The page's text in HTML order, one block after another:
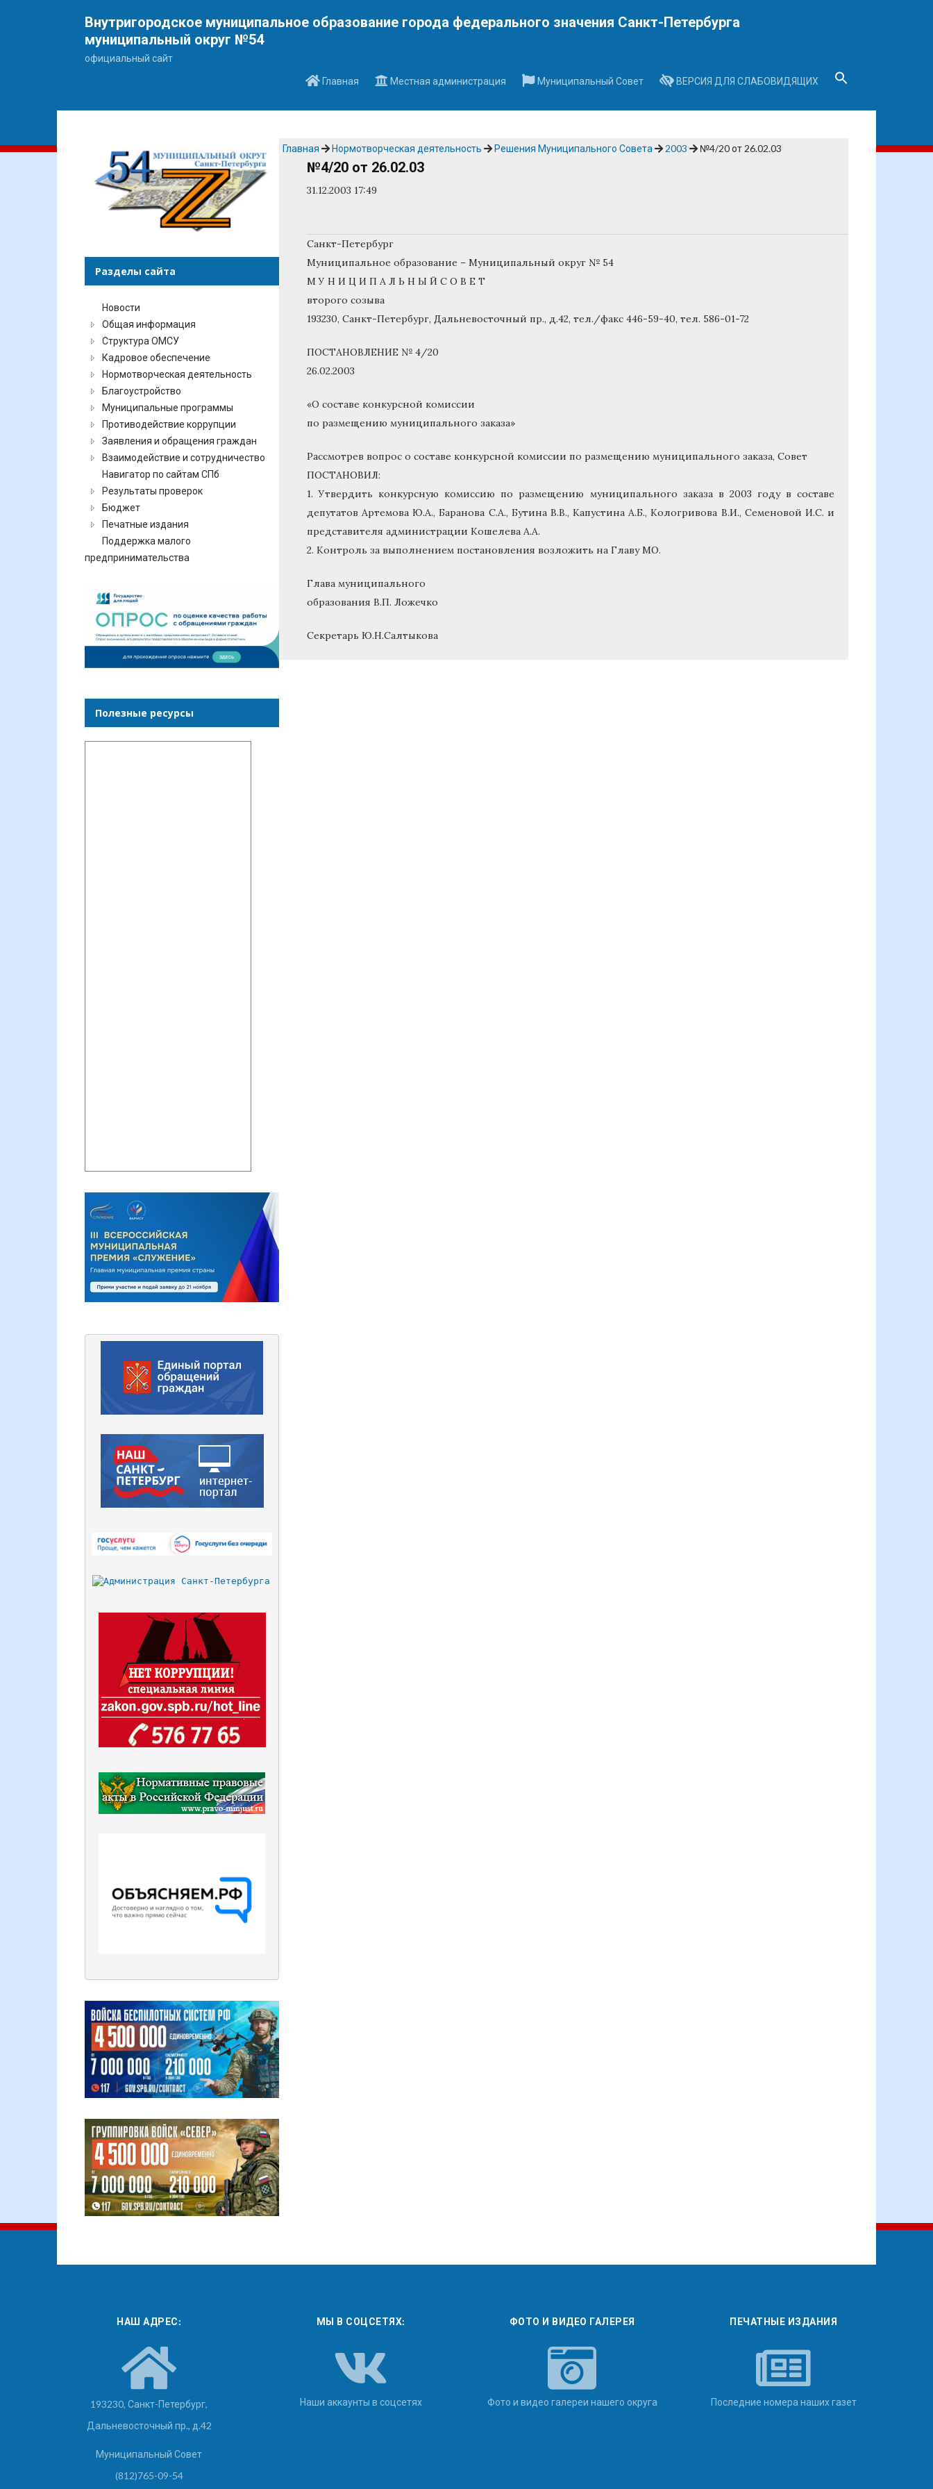
Внутригородское муниципальное образование города федерального значения Санкт-Петербурга
муниципальный округ №54
официальный сайт
Главная
Местная администрация Муниципальный Совет ВЕРСИЯ ДЛЯ СЛАБОВИДЯЩИХ
Главная Нормотворческая деятельность Решения Муниципального Совета 2003 №4/20 от 26.02.03
№4/20 от 26.02.03
31.12.2003 17:49
Санкт-Петербург
Муниципальное образование – Муниципальный округ № 54
М У Н И Ц И П А Л Ь Н Ы Й С О В Е Т
второго созыва
193230, Санкт-Петербург, Дальневосточный пр., д.42, тел./факс 446-59-40, тел. 586-01-72
ПОСТАНОВЛЕНИЕ № 4/20
26.02.2003
«О составе конкурсной комиссии
по размещению муниципального заказа»
Рассмотрев вопрос о составе конкурсной комиссии по размещению муниципального заказа, Совет
ПОСТАНОВИЛ:
1. Утвердить конкурсную комиссию по размещению муниципального заказа в 2003 году в составе
депутатов Артемова Ю.А., Баранова С.А., Бутина В.В., Капустина А.Б., Кологривова В.И., Семеновой И.С. и
представителя администрации Кошелева А.А.
2. Контроль за выполнением постановления возложить на Главу МО.
Глава муниципального
образования В.П. Ложечко
Секретарь Ю.Н.Салтыкова
Разделы сайта
Новости
Общая информация
Структура ОМСУ
Кадровое обеспечение
Нормотворческая деятельность
Благоустройство
Муниципальные программы
Противодействие коррупции
Заявления и обращения граждан
Взаимодействие и сотрудничество
Навигатор по сайтам СПб
Результаты проверок
Бюджет
Печатные издания
Поддержка малого
предпринимательства
Полезные ресурсы
НАШ АДРЕС:
193230, Санкт-Петербург,
Дальневосточный пр., д.42
Муниципальный Совет
(812)765-09-54
МЫ В СОЦСЕТЯХ:
Наши аккаунты в соцсетях
ФОТО И ВИДЕО ГАЛЕРЕЯ
Фото и видео галереи нашего округа
ПЕЧАТНЫЕ ИЗДАНИЯ
Последние номера наших газет